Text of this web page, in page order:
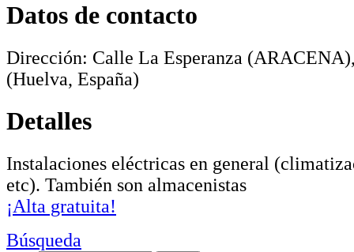
Datos de contacto
Dirección: Calle La Esperanza
(Huelva, España)
Detalles
Instalaciones eléctricas en general
etc). También son almacenistas
¡Alta gratuita!
Búsqueda